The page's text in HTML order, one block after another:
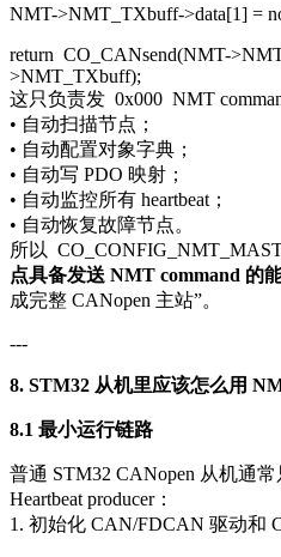
NMT->NMT_TXbuff->data[1] =
return CO_CANsend(NMT-
>NMT_TXbuff);
这只负责发 0x000 NMT
• 自动扫描节点；
• 自动配置对象字典；
• 自动写 PDO 映射；
• 自动监控所有 heartbeat；
• 自动恢复故障节点。
所以
点具备发送 NMT command 的
成完整 CANopen 主站”。
---
8. STM32 从机里应该怎么用
8.1 最小运行链路
普通 STM32 CANopen 从机通
Heartbeat producer：
1. 初始化 CAN/FDCAN 驱动和